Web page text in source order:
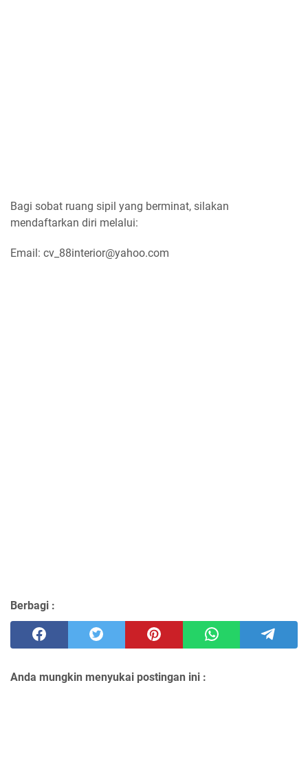
Bagi sobat ruang sipil yang berminat, silakan
mendaftarkan diri melalui:
Email: cv_88interior@yahoo.com
Berbagi :
Anda mungkin menyukai postingan ini :